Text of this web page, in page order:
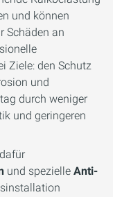
und können
Schäden an
Ziele: den Schutz
und
durch weniger
und geringeren
und spezielle Anti-